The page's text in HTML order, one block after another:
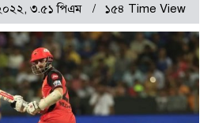
৩.৫১ পিএম ১৫৪ Time View